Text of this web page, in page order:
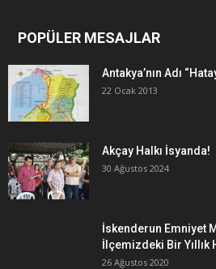
POPÜLER MESAJLAR
Antakya’nın Adı
22 Ocak 2013
Akçay Halkı İsyanda!
30 Ağustos 2024
İskenderun Emniyet
İlçemizdeki Bir Yıllık
26 Ağustos 2020